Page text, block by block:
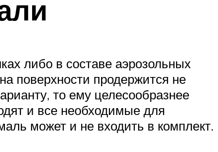
либо в составе аэрозольных
поверхности продержится не
то ему целесообразнее
и все необходимые для
может и не входить в комплект.